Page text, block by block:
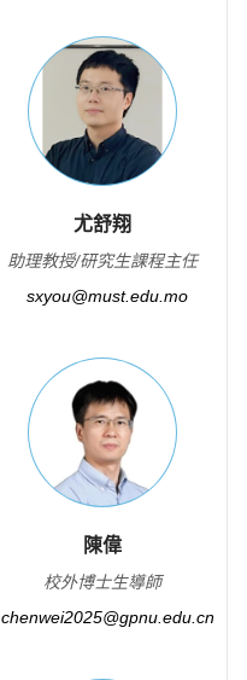
尤舒翔
助理教授/研究生課程主任
sxyou@must.edu.mo
陳偉
校外博士生導師
chenwei2025@gpnu.edu.cn